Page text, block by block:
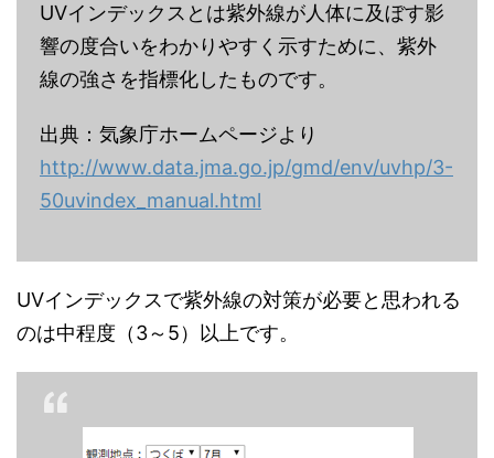
UVインデックスとは紫外線が人体に及ぼす影
響の度合いをわかりやすく示すために、紫外
線の強さを指標化したものです。
出典：気象庁ホームページより
http://www.data.jma.go.jp/gmd/env/uvhp/3-
50uvindex_manual.html
UVインデックスで紫外線の対策が必要と思われる
のは中程度（3～5）以上です。